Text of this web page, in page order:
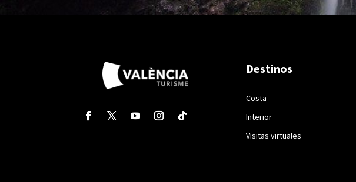
Destinos
Costa
Interior
Visitas virtuales